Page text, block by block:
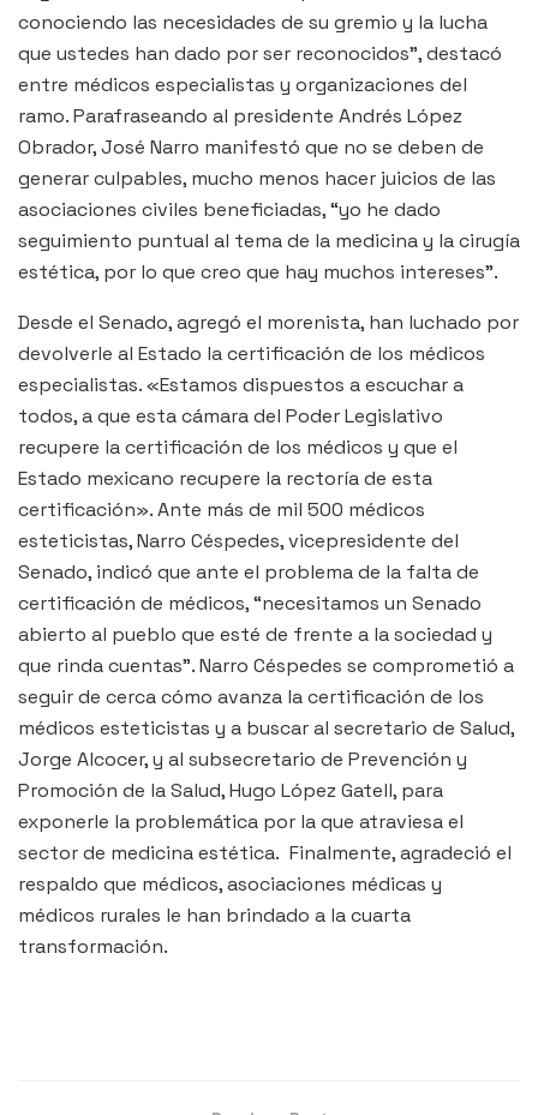
conociendo las necesidades de su gremio y la lucha
que ustedes han dado por ser reconocidos”, destacó
entre médicos especialistas y organizaciones del
ramo. Parafraseando al presidente Andrés López
Obrador, José Narro manifestó que no se deben de
generar culpables, mucho menos hacer juicios de las
asociaciones civiles beneficiadas, “yo he dado
seguimiento puntual al tema de la medicina y la cirugía
estética, por lo que creo que hay muchos intereses”.
Desde el Senado, agregó el morenista, han luchado por
devolverle al Estado la certificación de los médicos
especialistas. «Estamos dispuestos a escuchar a
todos, a que esta cámara del Poder Legislativo
recupere la certificación de los médicos y que el
Estado mexicano recupere la rectoría de esta
certificación». Ante más de mil 500 médicos
esteticistas, Narro Céspedes, vicepresidente del
Senado, indicó que ante el problema de la falta de
certificación de médicos, “necesitamos un Senado
abierto al pueblo que esté de frente a la sociedad y
que rinda cuentas”. Narro Céspedes se comprometió a
seguir de cerca cómo avanza la certificación de los
médicos esteticistas y a buscar al secretario de Salud,
Jorge Alcocer, y al subsecretario de Prevención y
Promoción de la Salud, Hugo López Gatell, para
exponerle la problemática por la que atraviesa el
sector de medicina estética. Finalmente, agradeció el
respaldo que médicos, asociaciones médicas y
médicos rurales le han brindado a la cuarta
transformación.